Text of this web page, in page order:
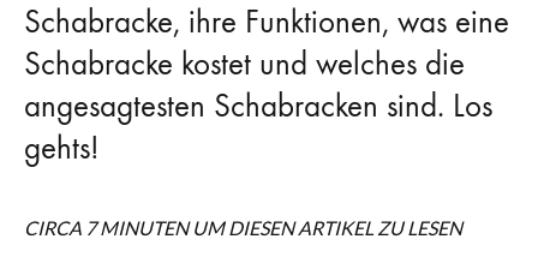
Schabracke, ihre Funktionen, was eine
Schabracke kostet und welches die
angesagtesten Schabracken sind. Los
gehts!
CIRCA 7 MINUTEN UM DIESEN ARTIKEL ZU LESEN